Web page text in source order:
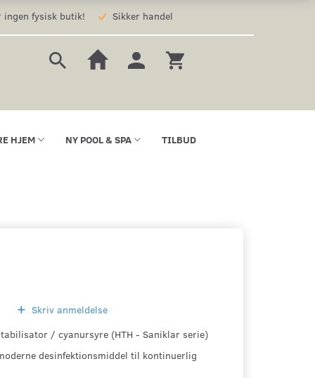
ingen fysisk butik! Sikker handel
HJEM NY POOL & SPA TILBUD
Skriv anmeldelse
/ cyanursyre (HTH - Saniklar serie)
desinfektionsmiddel til kontinuerlig